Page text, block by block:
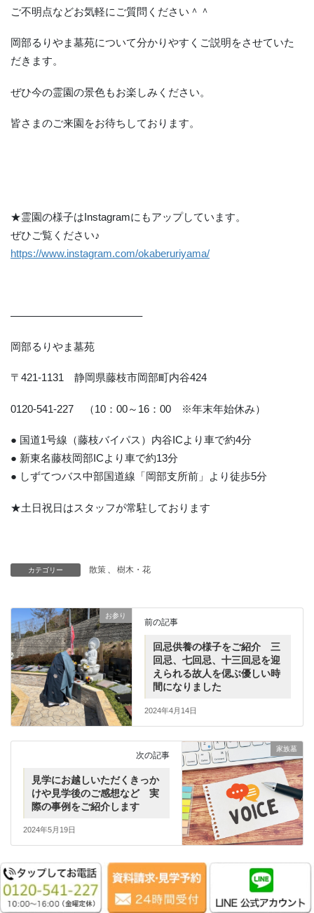
ご不明点などお気軽にご質問ください＾＾
岡部るりやま墓苑について分かりやすくご説明をさせていた
だきます。
ぜひ今の霊園の景色もお楽しみください。
皆さまのご来園をお待ちしております。
★霊園の様子はInstagramにもアップしています。
ぜひご覧ください♪
https://www.instagram.com/okaberuriyama/
————————————–
岡部るりやま墓苑
〒421-1131 静岡県藤枝市岡部町内谷424
0120-541-227 （10：00～16：00 ※年末年始休み）
● 国道1号線（藤枝バイパス）内谷ICより車で約4分
● 新東名藤枝岡部ICより車で約13分
● しずてつバス中部国道線「岡部支所前」より徒歩5分
★土日祝日はスタッフが常駐しております
カテゴリー 散策 樹木・花
お参り
前の記事
回忌供養の様子をご紹介 三
回忌、七回忌、十三回忌を迎
えられる故人を偲ぶ優しい時
間になりました
2024年4月14日
家族墓
次の記事
見学にお越しいただくきっか
けや見学後のご感想など 実
際の事例をご紹介します
2024年5月19日
カテゴリー一覧